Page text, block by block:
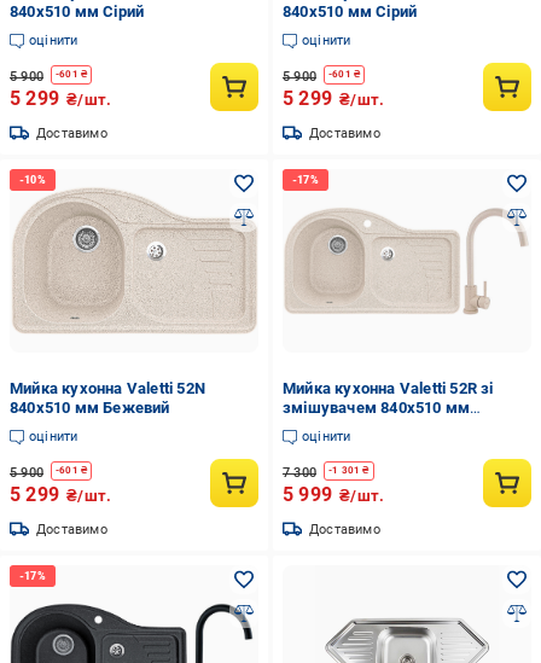
840x510 мм Сірий
оцінити
5 900 -601 ₴
5 299 ₴/шт.
Доставимо
840x510 мм Сірий
оцінити
5 900 -601 ₴
5 299 ₴/шт.
Доставимо
Мийка кухонна Valetti 52N
840x510 мм Бежевий
оцінити
5 900 -601 ₴
5 299 ₴/шт.
Доставимо
Мийка кухонна Valetti 52R зі
змішувачем 840x510 мм
Бежевий
оцінити
7 300 -1 301 ₴
5 999 ₴/шт.
Доставимо